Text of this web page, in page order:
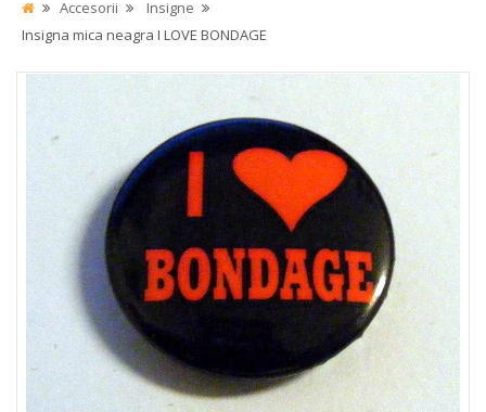
Accesorii
Insigne
Insigna mica neagra I LOVE BONDAGE